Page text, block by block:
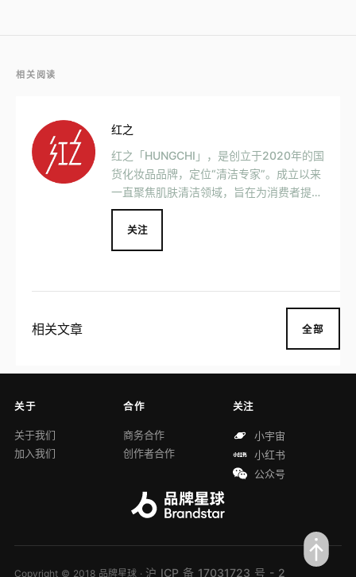
相关阅读
红之
红之「HUNGCHI」，是创立于2020年的国
货化妆品品牌，定位“清洁专家”。成立以来
一直聚焦肌肤清洁领域，旨在为消费者提供
科学、安心、卓效的清洁产品。目前产品已
覆盖面部清洁、头部清洁、身体清洁三大肌
肤清洁赛道，并完成了洗面奶、卸妆油、卸
关注
相关文章 全部
关于
关于我们
加入我们
合作
商务合作
创作者合作
关注
小宇宙
小红书
公众号
Copyright © 2018 品牌星球 · 沪 ICP 备 17031723 号 - 2